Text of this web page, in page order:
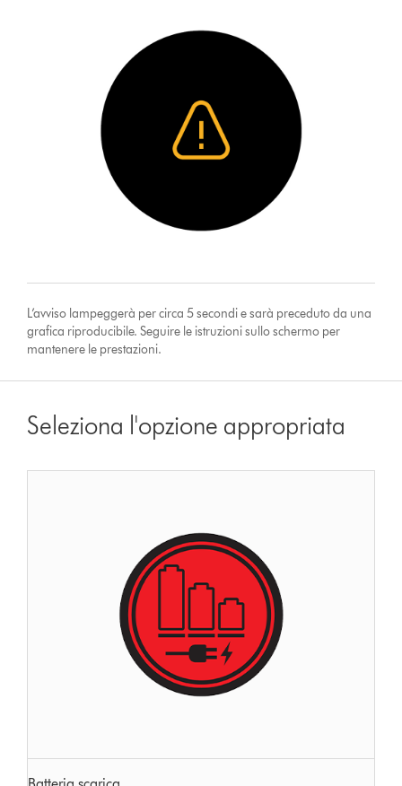
L’avviso lampeggerà per circa 5 secondi e sarà preceduto da una
grafica riproducibile. Seguire le istruzioni sullo schermo per
mantenere le prestazioni.
Seleziona l'opzione appropriata